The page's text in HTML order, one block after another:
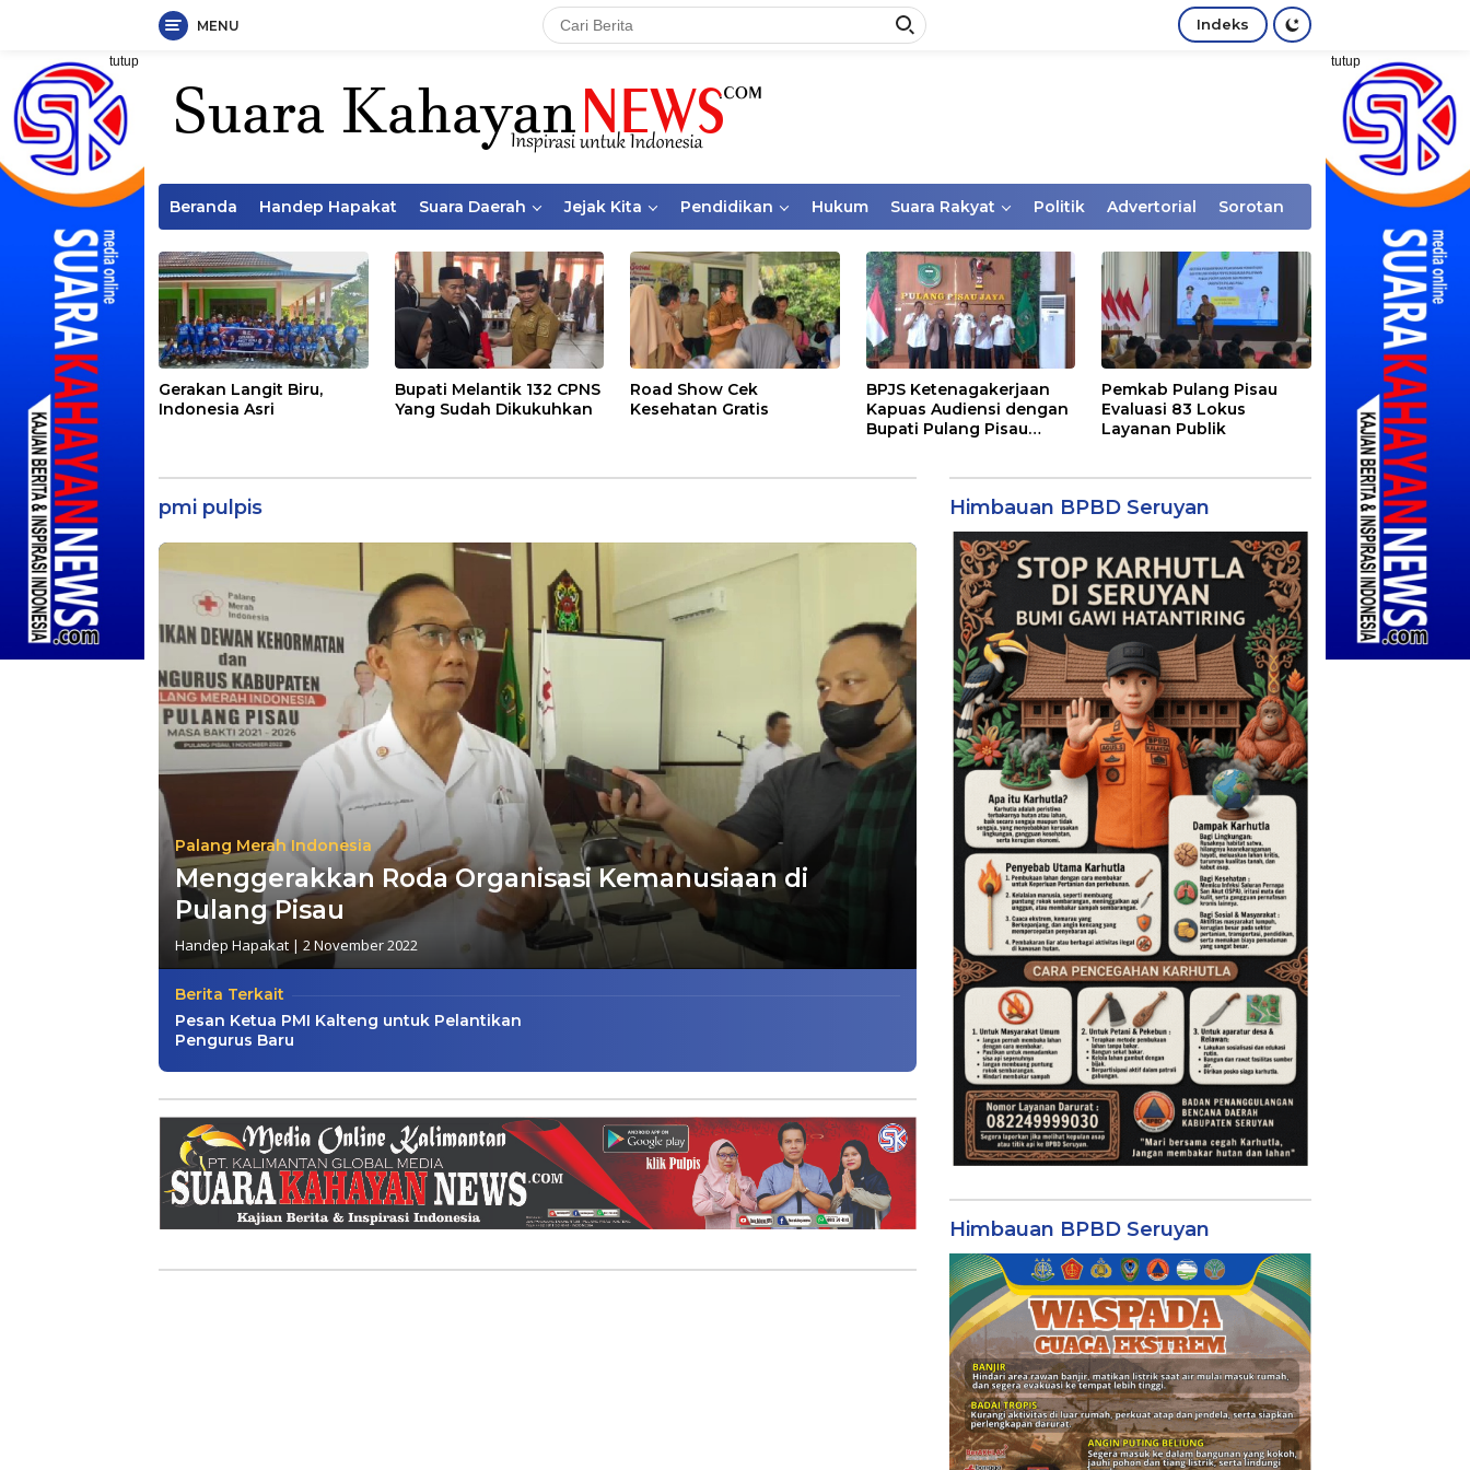
Langsung
konten
MENU Indeks
tutup tutup
Beranda Handep Hapakat Suara Daerah Jejak Kita Pendidikan Hukum Suara Rakyat Politik Advertorial Sorotan
Gerakan Langit Biru,
Indonesia Asri
Bupati Melantik 132 CPNS
Yang Sudah Dikukuhkan
Road Show Cek
Kesehatan Gratis
BPJS Ketenagakerjaan
Kapuas Audiensi dengan
Bupati Pulang Pisau
Pemkab Pulang Pisau
Evaluasi 83 Lokus
Layanan Publik
pmi pulpis
Palang Merah Indonesia
Menggerakkan Roda Organisasi Kemanusiaan di
Pulang Pisau
Handep Hapakat | 2 November 2022
Berita Terkait
Pesan Ketua PMI Kalteng untuk Pelantikan
Pengurus Baru
Himbauan BPBD Seruyan
Himbauan BPBD Seruyan